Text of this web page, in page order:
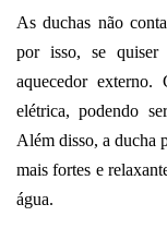
As duchas não
por isso, se quiser
aquecedor
elétrica, podendo
Além disso, a ducha
mais fortes e
água.